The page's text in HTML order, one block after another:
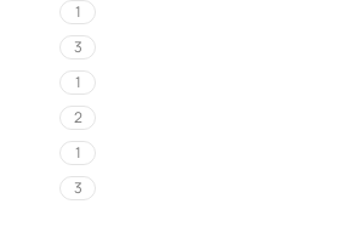
1
3
1
2
1
3